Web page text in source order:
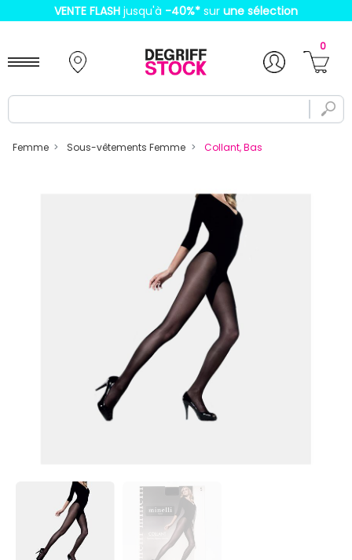
VENTE FLASH jusqu'à -40%* sur une sélection
0
Femme Sous-vêtements Femme Collant, Bas